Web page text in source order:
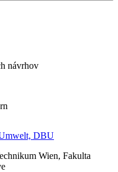
návrhov
DBU
Wien, Fakulta